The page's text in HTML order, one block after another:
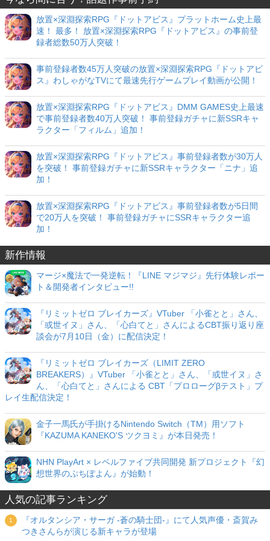
放置×深淵探索RPG『ドットアビス』プラットホーム史上最
速！ 最多！ 放置×深淵探索RPG『ドットアビス』の事前登
録者総数50万人突破！
事前登録者数45万人突破の放置×深淵探索RPG『ドットアビ
ス』わしゃがなTVにて最速先行ゲームプレイ動画が公開！
放置×深淵探索RPG『ドットアビス』DMM GAMES史上最速
で事前登録者数40万人突破！ 事前登録ガチャに新SSRキャ
ラクター「フィルム」追加！
放置×深淵探索RPG『ドットアビス』事前登録者数が30万人
を突破！ 事前登録ガチャに新SSRキャラクター「ニナ」追
加！
放置×深淵探索RPG『ドットアビス』事前登録者数が5日間
で20万人を突破！ 事前登録ガチャにSSRキャラクター追
加！
新作情報
マージ×魔法で一発逆転！『LINE マジマジ』先行体験レポー
ト＆開発者インタビュー!!
『リミットゼロ ブレイカーズ』VTuber 「小雀とと」さん、
「或世イヌ」さん、「心白てと」さんによるCBT振り返り座
談会が7月10日（金）に配信決定！
『リミットゼロ ブレイカーズ（LIMIT ZERO
BREAKERS）』VTuber 「小雀とと」さん、「或世イヌ」さ
ん、「心白てと」さんによる CBT「プロローグβテスト」プ
レイ生配信決定！
金子一馬氏が手掛けるNintendo Switch（TM）用ソフト
『KAZUMA KANEKO'S ツクヨミ』が本日発売！
NHN PlayArt × レベルファイブ共同開発 新プロジェクト『幻
想世界のぷちぽよん』が始動！
人気の記事ランキング
『オルタンシア・サーガ -蒼の騎士団-』にて人気声優・斎賀み
つきさんらが演じる新キャラが登場